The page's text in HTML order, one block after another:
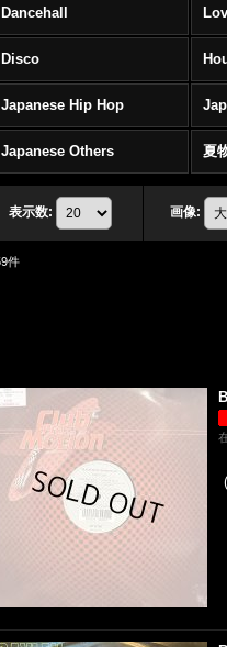
Dancehall
Disco
Japanese Hip Hop
Japanese Others 夏
表示数: 画像:
件